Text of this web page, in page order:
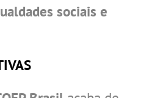
sociais e